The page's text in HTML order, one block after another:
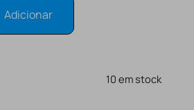
Adicionar
10 em stock